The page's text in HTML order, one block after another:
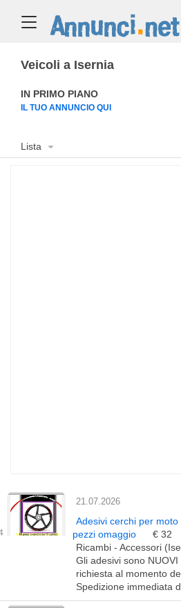
Veicoli a Isernia
IN PRIMO PIANO
IL TUO ANNUNCIO QUI
Lista
21.07.2026
Adesivi cerchi per
pezzi omaggio
€ 32
Ricambi - Accessori
Gli adesivi sono
richiesta al momento
Spedizione immediata